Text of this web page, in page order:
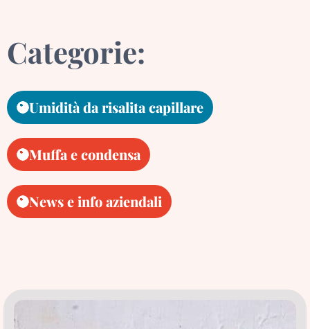
Categorie:
Umidità da risalita capillare
Muffa e condensa
News e info aziendali